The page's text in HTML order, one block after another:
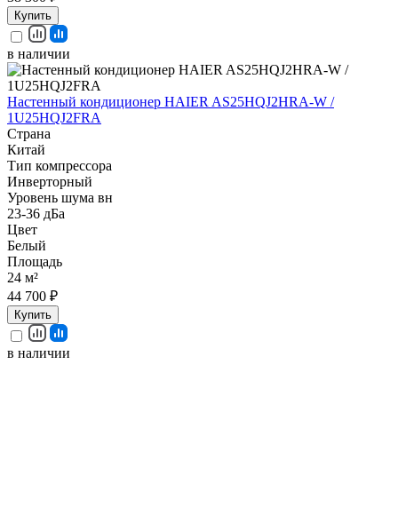
Купить
в наличии
Настенный кондиционер HAIER AS25HQJ2HRA-W /
1U25HQJ2FRA
Страна
Китай
Тип компрессора
Инверторный
Уровень шума вн
23-36 дБа
Цвет
Белый
Площадь
24 м²
44 700 ₽
Купить
в наличии